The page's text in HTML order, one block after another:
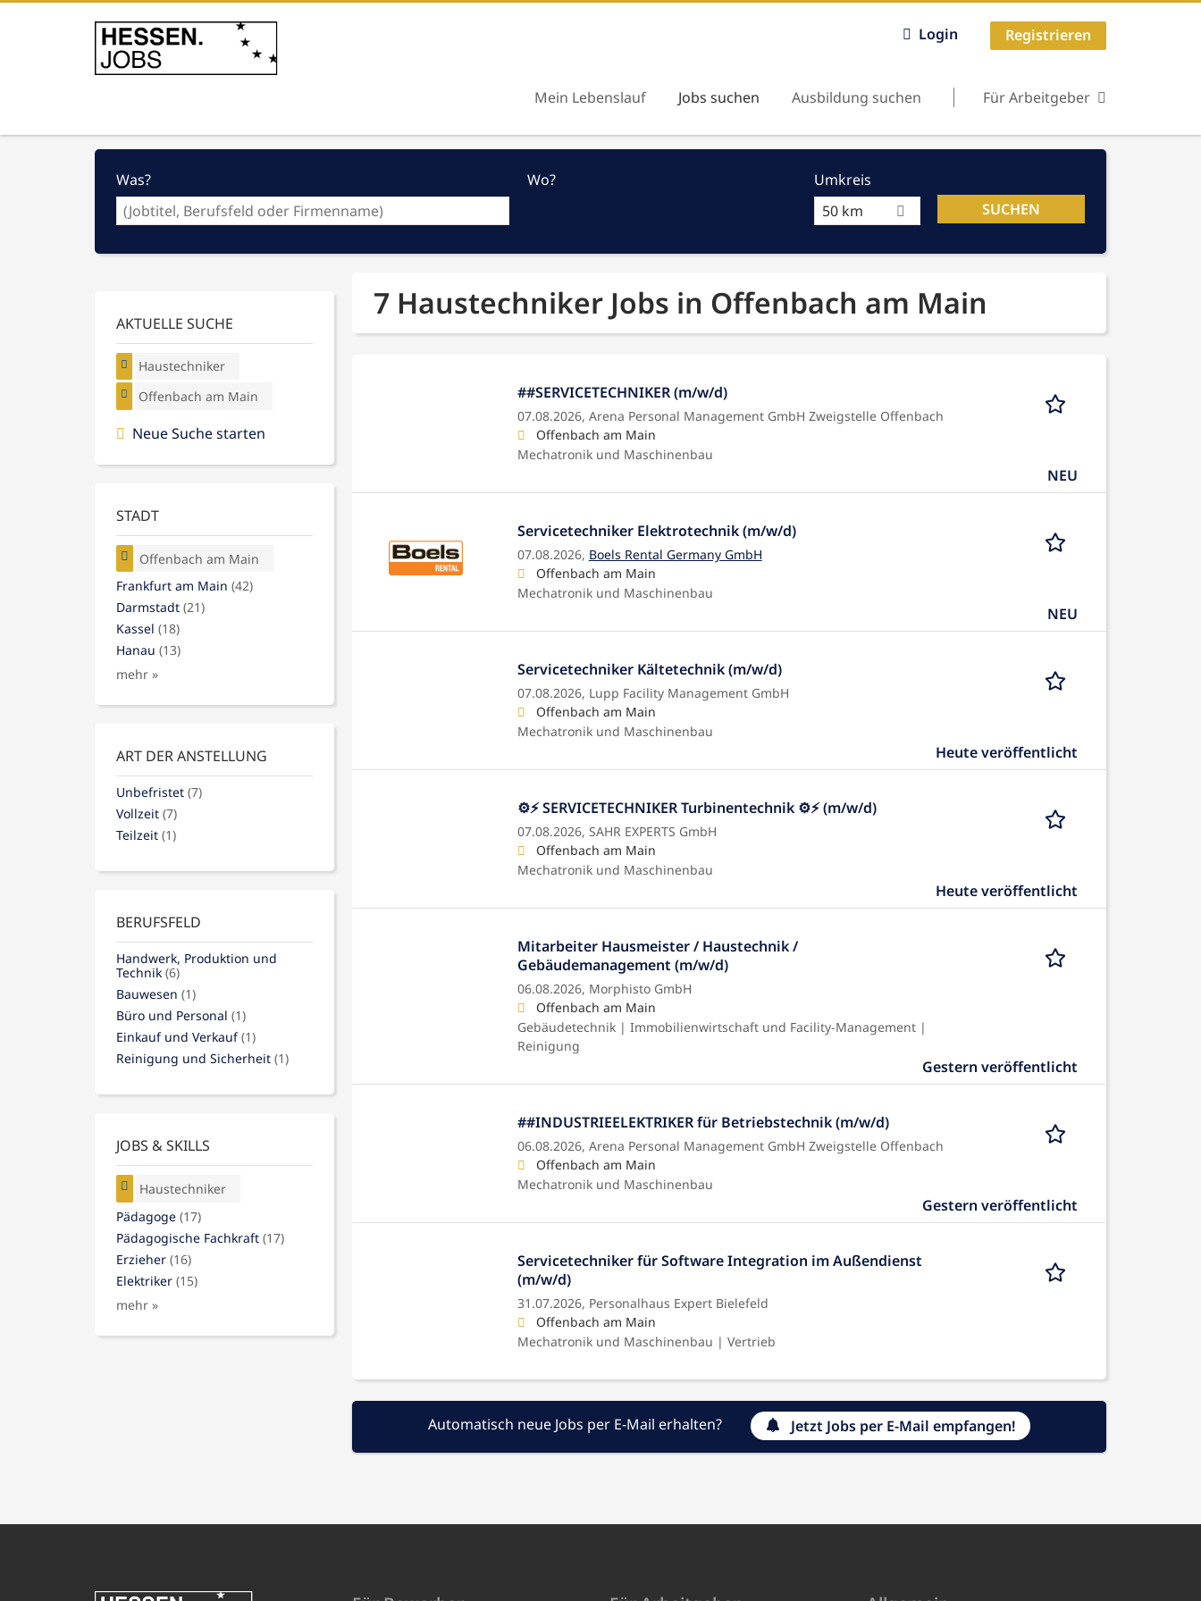
Login Registrieren
Mein Lebenslauf Jobs suchen Ausbildung suchen Für Arbeitgeber
Was? Wo?
Umkreis
50 km
7 Haustechniker Jobs in Offenbach am Main
##SERVICETECHNIKER (m/w/d)
07.08.2026, Arena Personal Management GmbH Zweigstelle Offenbach
Offenbach am Main
Mechatronik und Maschinenbau
NEU
Servicetechniker Elektrotechnik (m/w/d)
07.08.2026, Boels Rental Germany GmbH
Offenbach am Main
Mechatronik und Maschinenbau
NEU
Servicetechniker Kältetechnik (m/w/d)
07.08.2026, Lupp Facility Management GmbH
Offenbach am Main
Mechatronik und Maschinenbau
Heute veröffentlicht
⚙⚡ SERVICETECHNIKER Turbinentechnik ⚙⚡ (m/w/d)
07.08.2026, SAHR EXPERTS GmbH
Offenbach am Main
Mechatronik und Maschinenbau
Heute veröffentlicht
Mitarbeiter Hausmeister / Haustechnik /
Gebäudemanagement (m/w/d)
06.08.2026, Morphisto GmbH
Offenbach am Main
Gebäudetechnik | Immobilienwirtschaft und Facility-Management |
Reinigung
Gestern veröffentlicht
##INDUSTRIEELEKTRIKER für Betriebstechnik (m/w/d)
06.08.2026, Arena Personal Management GmbH Zweigstelle Offenbach
Offenbach am Main
Mechatronik und Maschinenbau
Gestern veröffentlicht
Servicetechniker für Software Integration im Außendienst
(m/w/d)
31.07.2026, Personalhaus Expert Bielefeld
Offenbach am Main
Mechatronik und Maschinenbau | Vertrieb
Automatisch neue Jobs per E-Mail erhalten? Jetzt Jobs per E-Mail empfangen!
AKTUELLE SUCHE
Haustechniker
Offenbach am Main
Neue Suche starten
STADT
Offenbach am Main
Frankfurt am Main (42)
Darmstadt (21)
Kassel (18)
Hanau (13)
mehr »
ART DER ANSTELLUNG
Unbefristet (7)
Vollzeit (7)
Teilzeit (1)
BERUFSFELD
Handwerk, Produktion und
Technik (6)
Bauwesen (1)
Büro und Personal (1)
Einkauf und Verkauf (1)
Reinigung und Sicherheit (1)
JOBS & SKILLS
Haustechniker
Pädagoge (17)
Pädagogische Fachkraft (17)
Erzieher (16)
Elektriker (15)
mehr »